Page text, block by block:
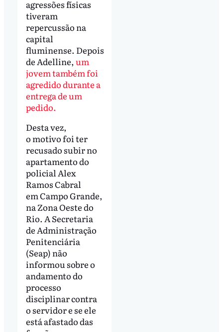
agressões físicas
tiveram
repercussão na
capital
fluminense. Depois
de Adelline, um
jovem também foi
agredido durante a
entrega de um
pedido.
Desta vez,
o motivo foi ter
recusado subir no
apartamento do
policial Alex
Ramos Cabral
em Campo Grande,
na Zona Oeste do
Rio. A Secretaria
de Administração
Penitenciária
(Seap) não
informou sobre o
andamento do
processo
disciplinar contra
o servidor e se ele
está afastado das